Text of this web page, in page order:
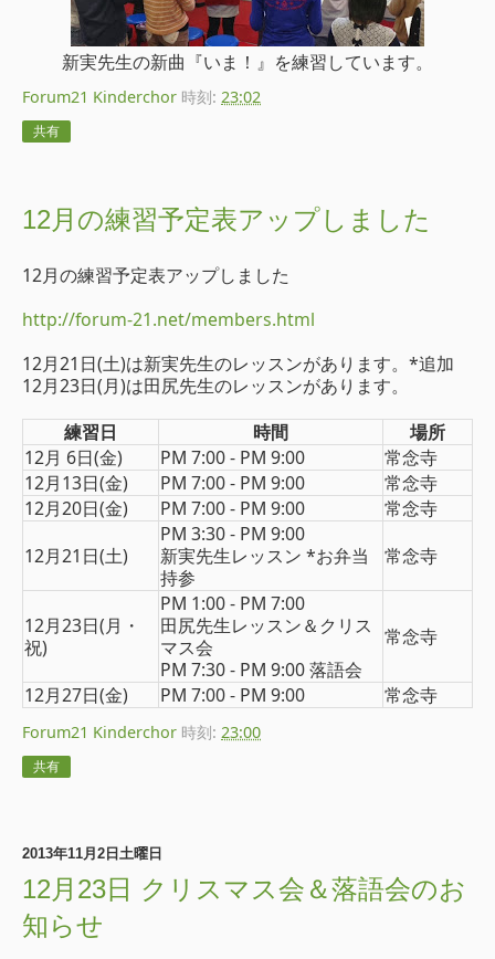
新実先生の新曲『いま！』を練習しています。
Forum21 Kinderchor 時刻: 23:02
共有
12月の練習予定表アップしました
12月の練習予定表アップしました
http://forum-21.net/members.html
12月21日(土)は新実先生のレッスンがあります。*追加
12月23日(月)は田尻先生のレッスンがあります。
練習日
時間
場所
12月 6日(金)
PM 7:00 - PM 9:00
常念寺
12月13日(金)
PM 7:00 - PM 9:00
常念寺
12月20日(金)
PM 7:00 - PM 9:00
常念寺
12月21日(土)
PM 3:30 - PM 9:00
新実先生レッスン *お弁当
持参
常念寺
12月23日(月・
祝)
PM 1:00 - PM 7:00
田尻先生レッスン＆クリス
マス会
PM 7:30 - PM 9:00 落語会
常念寺
12月27日(金) PM 7:00 - PM 9:00 常念寺
Forum21 Kinderchor 時刻: 23:00
共有
2013年11月2日土曜日
12月23日 クリスマス会＆落語会のお
知らせ